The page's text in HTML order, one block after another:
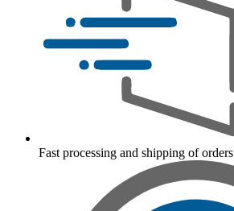
Fast processing and shipping of orders